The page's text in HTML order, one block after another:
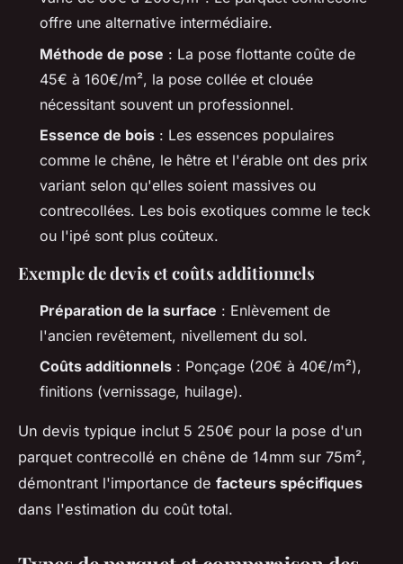
offre une alternative intermédiaire.
Méthode de pose : La pose flottante coûte de
45€ à 160€/m², la pose collée et clouée
nécessitant souvent un professionnel.
Essence de bois : Les essences populaires
comme le chêne, le hêtre et l'érable ont des prix
variant selon qu'elles soient massives ou
contrecollées. Les bois exotiques comme le teck
ou l'ipé sont plus coûteux.
Exemple de devis et coûts additionnels
Préparation de la surface : Enlèvement de
l'ancien revêtement, nivellement du sol.
Coûts additionnels : Ponçage (20€ à 40€/m²),
finitions (vernissage, huilage).
Un devis typique inclut 5 250€ pour la pose d'un
parquet contrecollé en chêne de 14mm sur 75m²,
démontrant l'importance de facteurs spécifiques
dans l'estimation du coût total.